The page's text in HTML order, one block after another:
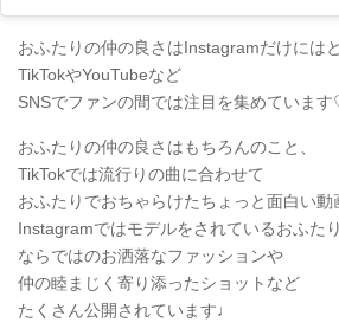
おふたりの仲の良さはInstagramだけには
TikTokやYouTubeなど
SNSでファンの間では注目を集めていま
おふたりの仲の良さはもちろんのこと、
TikTokでは流行りの曲に合わせて
おふたりでおちゃらけたちょっと面白い動
Instagramではモデルをされているおふたり
ならではのお洒落なファッションや
仲の睦まじく寄り添ったショットなど
たくさん公開されています♩